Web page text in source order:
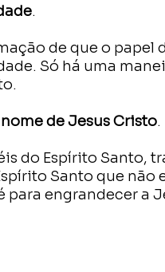
.
de que o papel
Só há uma
de Jesus Cristo.
do Espírito Santo,
Santo que não
para engrandecer a